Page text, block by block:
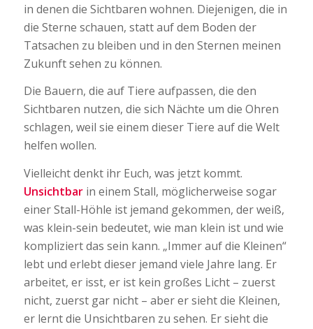
in denen die Sichtbaren wohnen. Diejenigen, die in
die Sterne schauen, statt auf dem Boden der
Tatsachen zu bleiben und in den Sternen meinen
Zukunft sehen zu können.
Die Bauern, die auf Tiere aufpassen, die den
Sichtbaren nutzen, die sich Nächte um die Ohren
schlagen, weil sie einem dieser Tiere auf die Welt
helfen wollen.
Vielleicht denkt ihr Euch, was jetzt kommt.
Unsichtbarin einem Stall, möglicherweise sogar
einer Stall-Höhle ist jemand gekommen, der weiß,
was klein-sein bedeutet, wie man klein ist und wie
kompliziert das sein kann. „Immer auf die Kleinen“
lebt und erlebt dieser jemand viele Jahre lang. Er
arbeitet, er isst, er ist kein großes Licht – zuerst
nicht, zuerst gar nicht – aber er sieht die Kleinen,
er lernt die Unsichtbaren zu sehen. Er sieht die